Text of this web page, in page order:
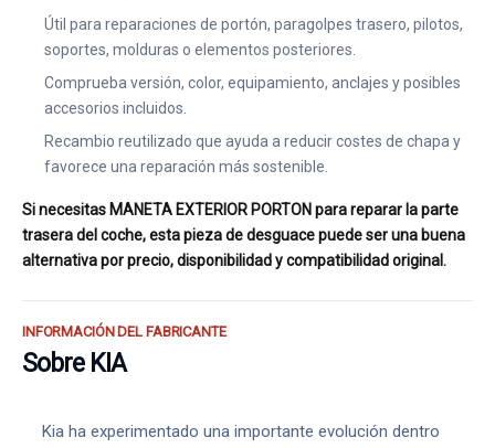
Útil para reparaciones de portón, paragolpes trasero, pilotos,
soportes, molduras o elementos posteriores.
Comprueba versión, color, equipamiento, anclajes y posibles
accesorios incluidos.
Recambio reutilizado que ayuda a reducir costes de chapa y
favorece una reparación más sostenible.
Si necesitas MANETA EXTERIOR PORTON para reparar la parte
trasera del coche, esta pieza de desguace puede ser una buena
alternativa por precio, disponibilidad y compatibilidad original.
INFORMACIÓN DEL FABRICANTE
Sobre KIA
Kia ha experimentado una importante evolución dentro